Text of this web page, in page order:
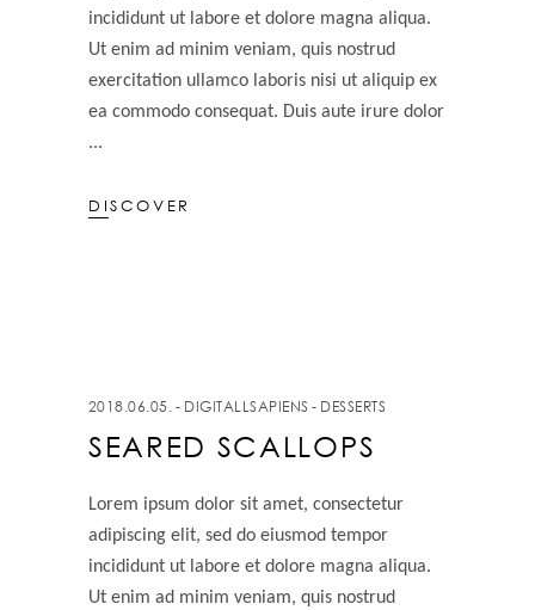
incididunt ut labore et dolore magna aliqua.
Ut enim ad minim veniam, quis nostrud
exercitation ullamco laboris nisi ut aliquip ex
ea commodo consequat. Duis aute irure dolor
DISCOVER
2018.06.05. DIGITALLSAPIENS DESSERTS
SEARED SCALLOPS
Lorem ipsum dolor sit amet, consectetur
adipiscing elit, sed do eiusmod tempor
incididunt ut labore et dolore magna aliqua.
Ut enim ad minim veniam, quis nostrud